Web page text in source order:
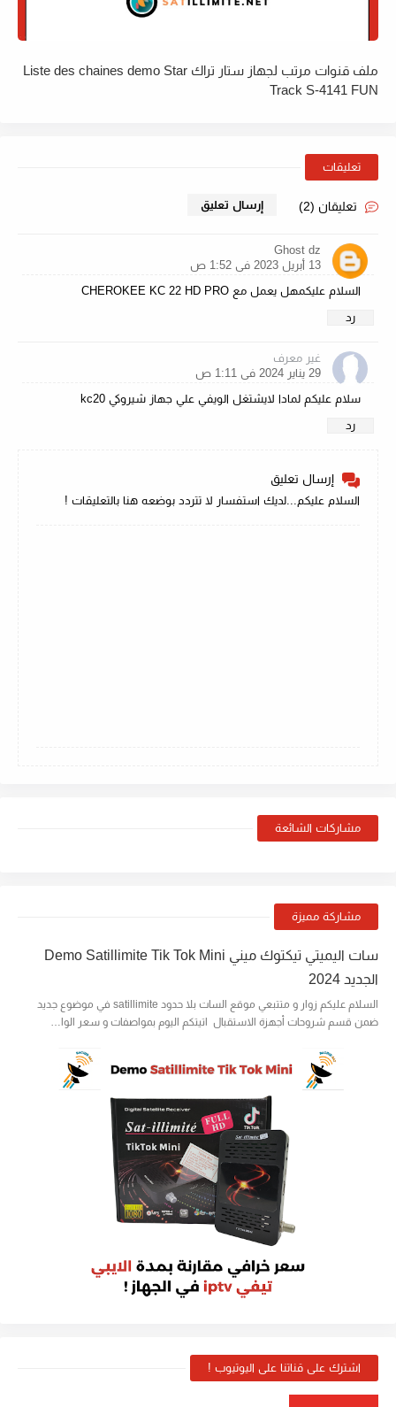
ملف قنوات مرتب لجهاز ستار تراك Liste des chaines demo Star
Track S-4141 FUN
تعليقات
تعليقان (2) إرسال تعليق
Ghost dz
13 أبريل 2023 في 1:52 ص
السلام عليكمهل يعمل مع CHEROKEE KC 22 HD PRO
رد
غير معرف
29 يناير 2024 في 1:11 ص
سلام عليكم لمادا لايشتغل الويفي علي جهاز شيروكي kc20
رد
إرسال تعليق
السلام عليكم...لديك استفسار لا تتردد بوضعه هنا بالتعليقات !
مشاركات الشائعة
مشاركة مميزة
سات اليميتي تيكتوك ميني Demo Satillimite Tik Tok Mini
الجديد 2024
السلام عليكم زوار و متتبعي موقع السات بلا حدود satillimite في موضوع جديد
ضمن قسم شروحات أجهزة الاستقبال اتيتكم اليوم بمواصفات و سعر الوا…
اشترك على قناتنا على اليوتيوب !